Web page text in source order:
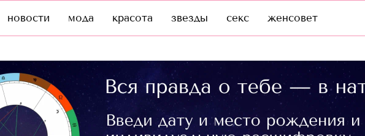
новости мода красота звезды секс женсовет